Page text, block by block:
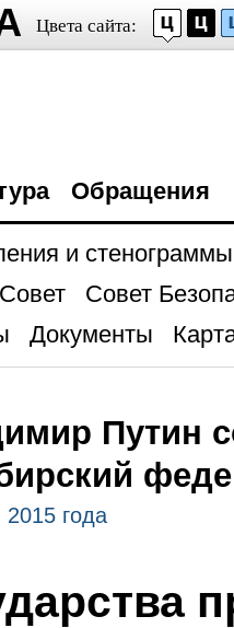
Цвета сайта:
Обращения
и стенограммы
Совет
Документы
Путин
года